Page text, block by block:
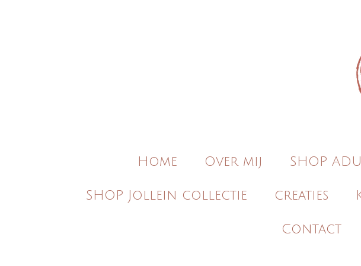
Home Over mij SHOP
SHOP Jollein collectie creaties
Contact